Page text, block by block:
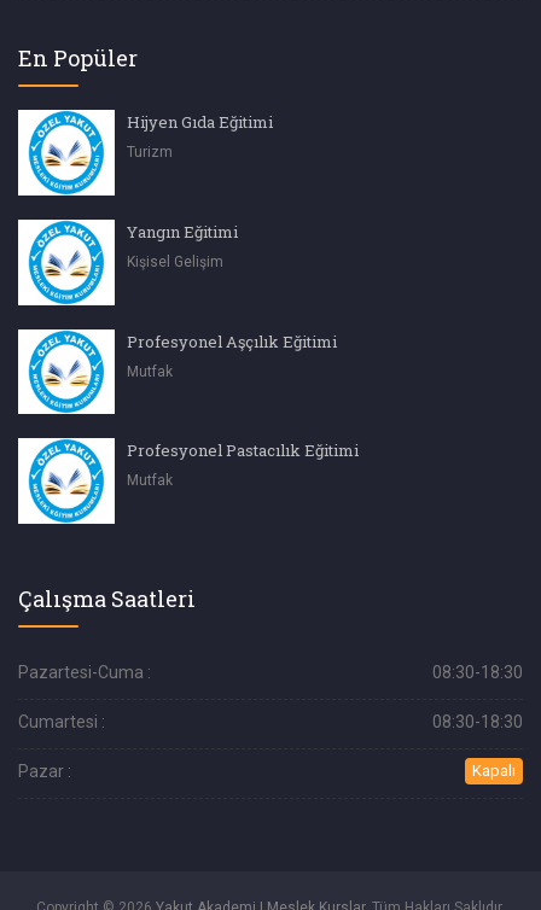
En Popüler
Hijyen Gıda Eğitimi
Turizm
Yangın Eğitimi
Kişisel Gelişim
Profesyonel Aşçılık Eğitimi
Mutfak
Profesyonel Pastacılık Eğitimi
Mutfak
Çalışma Saatleri
Pazartesi-Cuma : 08:30-18:30
Cumartesi : 08:30-18:30
Pazar : Kapalı